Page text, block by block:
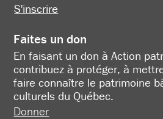
S'inscrire
Faites un don
En faisant un don à Action
contribuez à protéger, à
faire connaître le patrimoine
culturels du Québec.
Donner